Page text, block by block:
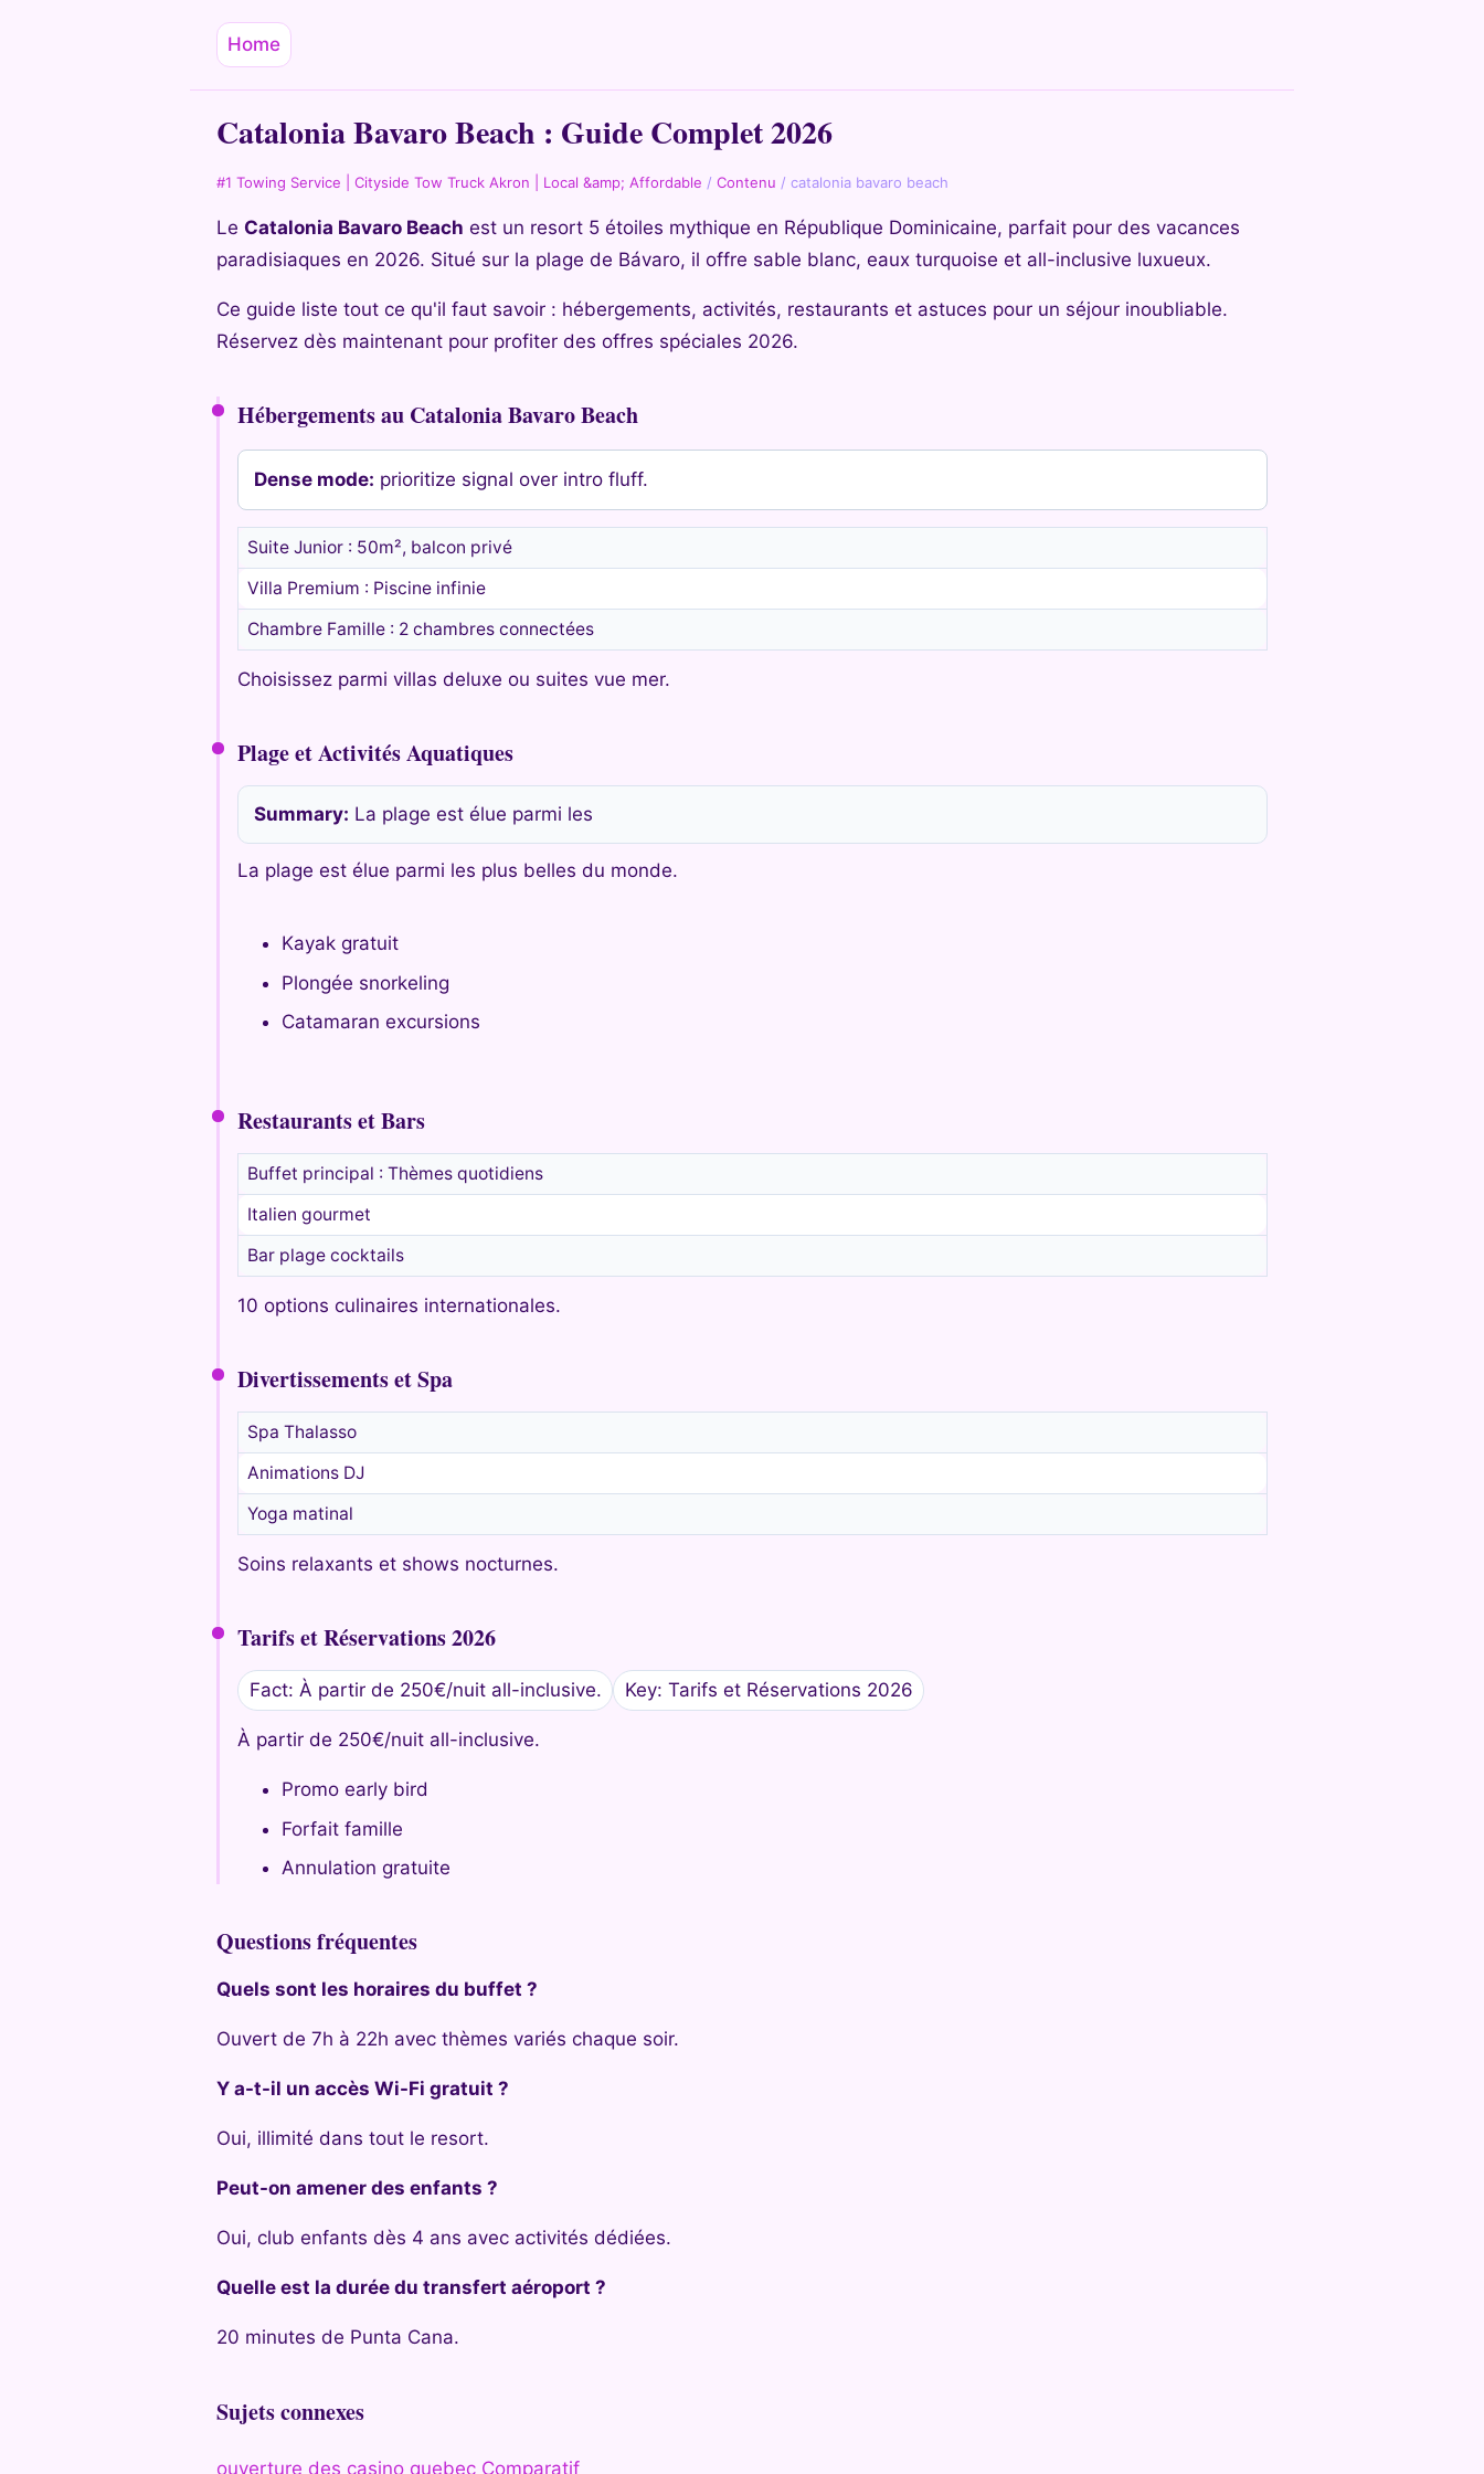
Home
Catalonia Bavaro Beach : Guide Complet 2026
#1 Towing Service | Cityside Tow Truck Akron | Local &amp; Affordable / Contenu / catalonia bavaro beach
Le Catalonia Bavaro Beach est un resort 5 étoiles mythique en République Dominicaine, parfait pour des vacances
paradisiaques en 2026. Situé sur la plage de Bávaro, il offre sable blanc, eaux turquoise et all-inclusive luxueux.
Ce guide liste tout ce qu'il faut savoir : hébergements, activités, restaurants et astuces pour un séjour inoubliable.
Réservez dès maintenant pour profiter des offres spéciales 2026.
Hébergements au Catalonia Bavaro Beach
Dense mode: prioritize signal over intro fluff.
Suite Junior : 50m², balcon privé
Villa Premium : Piscine infinie
Chambre Famille : 2 chambres connectées
Choisissez parmi villas deluxe ou suites vue mer.
Plage et Activités Aquatiques
Summary: La plage est élue parmi les
La plage est élue parmi les plus belles du monde.
Kayak gratuit
Plongée snorkeling
Catamaran excursions
Restaurants et Bars
Buffet principal : Thèmes quotidiens
Italien gourmet
Bar plage cocktails
10 options culinaires internationales.
Divertissements et Spa
Spa Thalasso
Animations DJ
Yoga matinal
Soins relaxants et shows nocturnes.
Tarifs et Réservations 2026
Fact: À partir de 250€/nuit all-inclusive. Key: Tarifs et Réservations 2026
À partir de 250€/nuit all-inclusive.
Promo early bird
Forfait famille
Annulation gratuite
Questions fréquentes
Quels sont les horaires du buffet ?
Ouvert de 7h à 22h avec thèmes variés chaque soir.
Y a-t-il un accès Wi-Fi gratuit ?
Oui, illimité dans tout le resort.
Peut-on amener des enfants ?
Oui, club enfants dès 4 ans avec activités dédiées.
Quelle est la durée du transfert aéroport ?
20 minutes de Punta Cana.
Sujets connexes
ouverture des casino quebec Comparatif